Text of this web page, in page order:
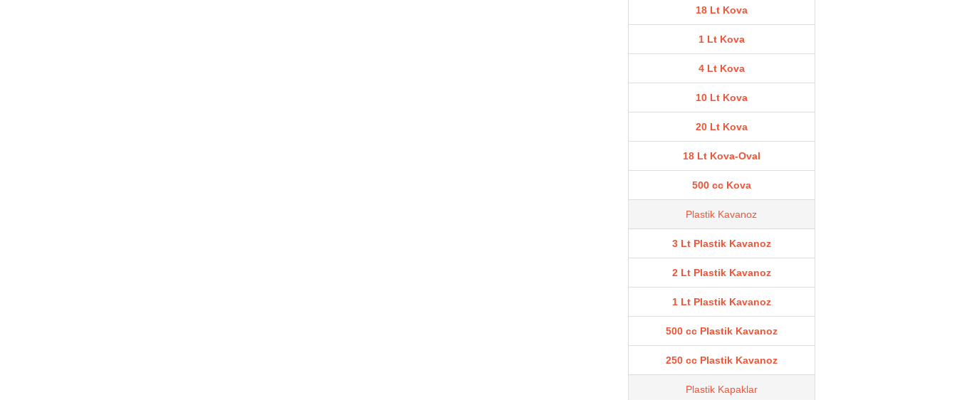
18 Lt Kova
1 Lt Kova
4 Lt Kova
10 Lt Kova
20 Lt Kova
18 Lt Kova-Oval
500 cc Kova
Plastik Kavanoz
3 Lt Plastik Kavanoz
2 Lt Plastik Kavanoz
1 Lt Plastik Kavanoz
500 cc Plastik Kavanoz
250 cc Plastik Kavanoz
Plastik Kapaklar